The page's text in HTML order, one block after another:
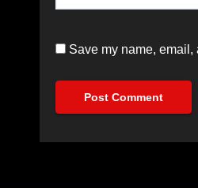
Save my name, email,